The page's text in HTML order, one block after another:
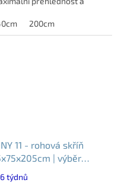
dub harmony
200cm
11 - rohová skříň
| výběr
týdnů